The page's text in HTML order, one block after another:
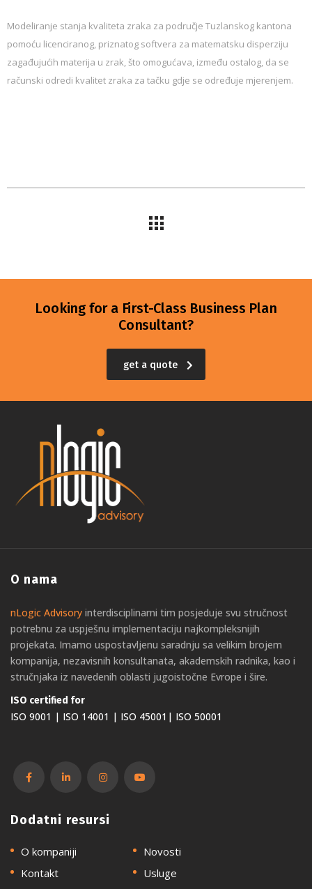
Modeliranje stanja kvaliteta zraka za područje Tuzlanskog kantona
pomoću licenciranog, priznatog softvera za matematsku disperziju
zagađujućih materija u zrak, što omogućava, između ostalog, da se
računski odredi kvalitet zraka za tačku gdje se određuje mjerenjem.
Looking for a First-Class Business Plan
Consultant?
get a quote
O nama
nLogic Advisory interdisciplinarni tim posjeduje svu stručnost
potrebnu za uspješnu implementaciju najkompleksnijih
projekata. Imamo uspostavljenu saradnju sa velikim brojem
kompanija, nezavisnih konsultanata, akademskih radnika, kao i
stručnjaka iz navedenih oblasti jugoistočne Evrope i šire.
ISO certified for
ISO 9001 | ISO 14001 | ISO 45001| ISO 50001
Dodatni resursi
O kompaniji
Novosti
Kontakt
Usluge